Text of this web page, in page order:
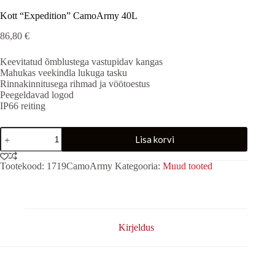
Kott “Expedition” CamoArmy 40L
86,80 €
Keevitatud õmblustega vastupidav kangas
Mahukas veekindla lukuga tasku
Rinnakinnitusega rihmad ja vöötoestus
Peegeldavad logod
IP66 reiting
Kott
"Expedition"
CamoArmy
40L
Lisa korvi
Tootekood: 1719CamoArmy Kategooria: Muud tooted
Kirjeldus